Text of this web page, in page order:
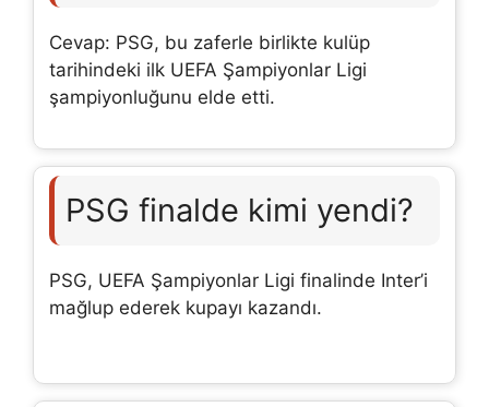
Cevap: PSG, bu zaferle birlikte kulüp
tarihindeki ilk UEFA Şampiyonlar Ligi
şampiyonluğunu elde etti.
PSG finalde kimi yendi?
PSG, UEFA Şampiyonlar Ligi finalinde Inter’i
mağlup ederek kupayı kazandı.